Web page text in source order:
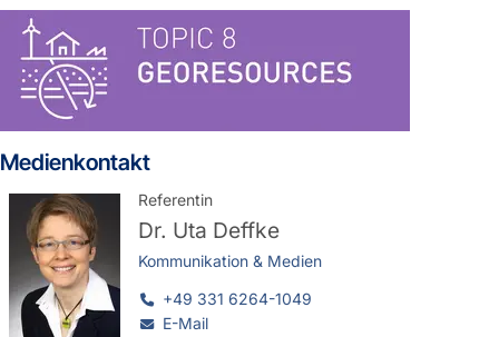
Medienkontakt
Referentin
Dr. Uta Deffke
Kommunikation & Medien
+49 331 6264-1049
E-Mail